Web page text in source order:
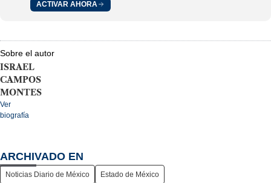
ACTIVAR AHORA
Sobre el autor
ISRAEL
CAMPOS
MONTES
Ver
biografía
ARCHIVADO EN
Noticias Diario de México Estado de México